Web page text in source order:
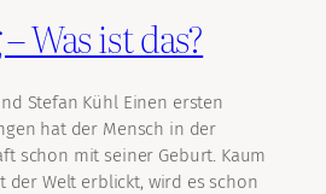
Was ist das?
Stefan Kühl Einen ersten
hat der Mensch in der
schon mit seiner Geburt. Kaum
der Welt erblickt, wird es schon